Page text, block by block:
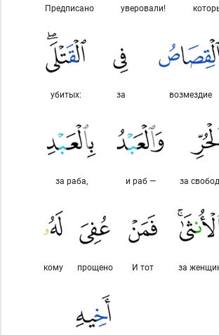
уверовали!
Предписано
возмездие
за
убитых:
за
и раб —
за раба,
за
И тот
прощено
кому